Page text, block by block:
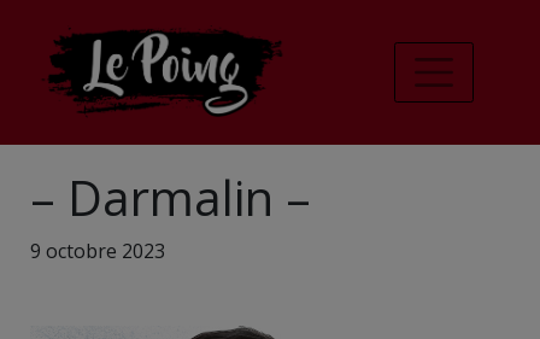
– Darmalin –
9 octobre 2023